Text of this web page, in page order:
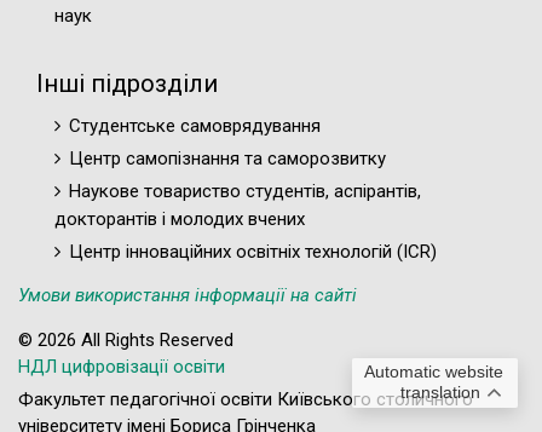
Automatic website
translation
наук
Інші підрозділи
Студентське самоврядування
Центр самопізнання та саморозвитку
Наукове товариство студентів, аспірантів,
докторантів і молодих вчених
Центр інноваційних освітніх технологій (ICR)
Умови використання інформації на сайті
© 2026 All Rights Reserved
НДЛ цифровізації освіти
Факультет педагогічної освіти Київського столичного
університету імені Бориса Грінченка